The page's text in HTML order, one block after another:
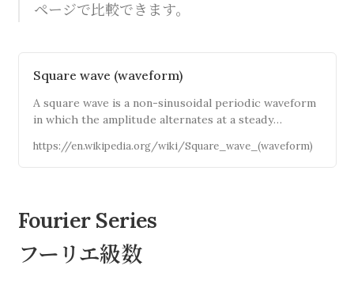
ページで比較できます。
Square wave (waveform)
A square wave is a non-sinusoidal periodic waveform
in which the amplitude alternates at a steady
values, with the same duration at minimum and
https://en.wikipedia.org/wiki/Square_wave_(waveform)
Fourier Series
フーリエ級数